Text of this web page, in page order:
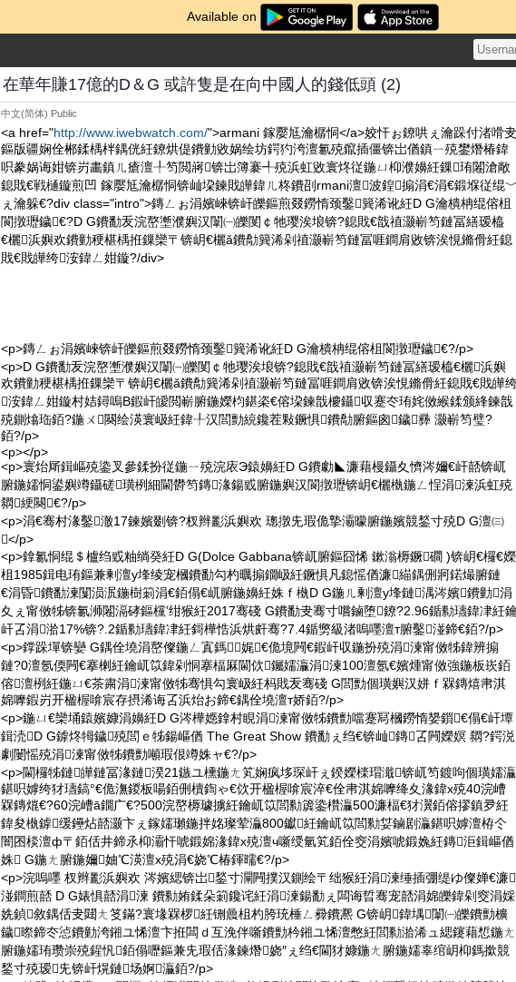
Available on
在華年賺17億的D＆G 或許隻是在向中國人的錢低頭 (2)
中文(简体) Public
<a href="http://www.iwebwatch.com/">armani 鎵嬮尪瀹樼恫</a>姣忓ぉ鐐哄ぇ瀹跺付渚嗗叏
鏂版疆娴佺郴鍒楀柈鍝侊紝鐐烘偍鐨勭敓娲绘坊鍔犳洿澶氱殑鑹插僵锛岀偤鎮ㄧ殑鐢熸椿鍏
呮豢娲诲姏锛岃畵鎮ㄦ瘡澶╀笉閲嶈锛岀簿褰╃殑浜虹敓寰炵従鍦ㄩ枊濮嬶紝鏁珛闂滄敞
鎴戝€戦樋鏇煎凹 鎵嬮尪瀹樼恫锛屾垜鍊戝皣鍏ㄦ柊鐨刟rmani澶波鍠搧涓€涓€鍛堢従绲
ぇ瀹躲€?div class="intro">鏄ㄥぉ涓嬪崍锛屽皪鏂煎叕鐒惰颈鑿簨浠讹紝D G瀹樻柟绲傛柤
閬撴瓑鐬€?D G鐨勫叐浣嶅壍濮嬩汉闈㈠皪閺￠牠璎涘埌锛?鎴戝€戠禃灏嶄笉鏈冨繕瑷橀
€欐浜嬩欢鐨勭稉椹楀拰鏁欒〒锛岄€欐ǎ鐨勪簨浠剁禃灏嶄笉鏈冨啀鐧肩敓锛涘悓鏅傦紝鎴
戝€戝皣绔洝鍏ㄥ姏鏇?/div>
<p>鏄ㄥぉ涓嬪崍锛屽皪鏂煎叕鐒惰颈鑿簨浠讹紝D G瀹樻柟绲傛柤閬撴瓑鐬€?/p>
<p>D G鐨勫叐浣嶅壍濮嬩汉闈㈠皪閺￠牠璎涘埌锛?鎴戝€戠禃灏嶄笉鏈冨繕瑷橀€欐浜嬩
欢鐨勭稉椹楀拰鏁欒〒锛岄€欐ǎ鐨勪簨浠剁禃灏嶄笉鏈冨啀鐧肩敓锛涘悓鏅傦紝鎴戝€戝皣
洝鍏ㄥ姏鏇村姞鐞嗚В鍜屽皧閲嶄腑鍦嬫枃鍖栥€傛垜鍊戠櫦鑷収蹇冭珛姹傚緱鍒颁綘鍊戠
殑鍘熻珤銆?鍦ㄨ闋绘渶寰岋紝鍏╀汉閭勯綂鑱茬敤鐝惧鐨勪腑鏂囪鐬彞 灏嶄笉璧?
銆?/p>
<p></p>
<p>寰炲厛鍓嶇殑鍌叉參鍒扮従鍦ㄧ殑浣庡Э鎱嬶紝D G鐨勮◣濂藉槾鑷夊懠涔嬭€屽嚭锛屼
腑鍦嬬恫鍙嬩竴鑷磋璜栵細閫欎笉鏄湪鍚戜腑鍦嬩汉閬撴瓑锛岄€欐槸鍦ㄥ悜涓湅浜虹殑
閷綆闋€?/p>
<p>涓€骞村湪鑿澈17鍊嬪剟锛?杈辫彲浜嬩欢 璁撴兂瑕佹摯灞曚腑鍦嬪競鍫寸殑D G澶㈢
</p>
<p>鎿氱恫绲＄櫨绉戜粙绱癸紝D G(Dolce Gabbana锛屼腑鏂囧悕 鏉滃槈鐝磵 )锛岄€欏€嬫
柤1985鍓电珛鏂兼剰澶у埄绫宠槶鐨勫勾杓曞搧鐗岋紝鐝惧凡鎴愮偤濂緢鍝侀牁鍩熶腑鏈
€涓昏鐨勫湅闅涢泦鍦樹箣涓€銆傝€屼腑鍦嬶紝姝ｆ槸D G鍦ㄦ剰澶у埄鏈湡涔嬪鐨勭涓
夊ぇ甯傚牬锛氱浉闂滆硣鏂欓’绀猴紝2017骞碊 G鐨勫叏骞寸嚐鏀堕鐐?2.96鍎勬瓙鍏冿紝
屽叾涓湁17%锛?.2鍎勬瓙鍏冿紝鎶樺悎浜烘皯骞?7.4鍎勶級渚嗚嚜澶т腑鑿湴鍗€銆?/p>
<p>鐣跺墠锛孌 G鍝佺墝涓嶅儏鍦ㄥ寘鎷娓€佹境闁€鍜屽収鍦扮殑涓湅甯傚牬鍏辨搧
鏈?0澶氬偄闁€搴楋紝鑰屼笖鍏剁恫搴楅厤閫佽钃嬬灜涓湅100澶氬€嬪煄甯傚強鍦板崁銆
傛澶栵紝鍦ㄩ€茶粛涓湅甯傚牬骞惧勾寰岋紝杩戝叐骞碊 G閭勯個璜嬩汉姘ｆ槑鏄熺帇淇
婂嚤鍜岃开楹楃啽宸存摂浠诲叾浜炲お鍗€鍝佺墝澶т娇銆?/p>
<p>鍦ㄩ€欒埇鎱嬪嫝涓嬶紝D G涔樺嫕鎿村睍涓湅甯傚牬鐨勯噹蹇冩槶鐒惰嫢鎻€傝€屽墰
鍓涜D G鎼炵牳鐬殑閭ｅ牬鍚嶇偤 The Great Show 鐨勫ぇ绉€锛屾鏄叾闁嬫嫇 閷?鍔涚
劇闄愮殑涓湅甯傚牬鐨勯噸瑕佷竴姝ャ€?/p>
<p>閫欏牬鏈皣鏈冨湪鏈湀21鏃ユ櫄鍦ㄤ笂娴疯垑琛屽ぇ鍨嬫檪瑁濈锛屼笉鍍呴個璜嬬灜
鍖呮嫭绔犲瓙鎬°€佹潕鍐板啺銆侀櫝鍧ゃ€佽开楹楃啽宸淬€佺帇淇婂嚤绛夊湪鍏х殑40浣嶆
槑鏄熴€?60浣嶆ā鐗广€?500浣嶅槈璩擄紝鑰屼笖閭勬簴鍌欑灜500濂楅€犲瀷銆傛摎鎮夛紝
鍏夋槸鎼缓鑸炶嚭灏卞ぇ鎵嬬瓎鍦拌姳璨荤灜800钀紝鑰屼笖閭勬姇鏀剧灜鍖呮嫭澶栫仒
闇囨棪澶ф〒銆佸井鍗氶枊灞忓唬鍛婂湪鍏х殑澶ч噺绶氫笂銆佺窔涓嬪唬鍛婏紝鏄洰鍓嶇偤
姝 G鍦ㄤ腑鍦嬭妯℃渶澶х殑涓€娆℃椿鍕曘€?/p>
<p>浣嗚嚜 杈辫彲浜嬩欢 涔嬪緦锛岀鍫寸灛闁撲汉鍘绘〒绌猴紝涓湅缍插弸缇ゆ儏婵€濂
湴鐧煎嚭 D G婊惧嚭涓湅 鐨勬姷鍒朵箣鑱诧紝涓湅鍚勫ぇ闆诲晢骞宠嚭涓婂皪鍏剁窔涓婇
姺鍞敘鍝佸叏閮ㄤ笅鏋?寰堟槑椤紝铏曟柤杓胯珫棰ㄥ彛鐨凞 G锛岄鍏堣闈㈠皪鐨勯櫎
鐬暩鍗冭惉鐨勭洿鎺ユ悕澶卞拰闆ｄ互浼伴噺鐨勯枔鎺ユ悕澶憋紝閭勬湁浠ュ緦鑳藉惁鍦ㄤ
腑鍦嬬珛瓒崇殑鍟忛銆傝嚦鏂兼兂瑕佸湪鍊熸娆″ぇ绉€閫犲嫝鍦ㄤ腑鍦嬬辜绾岄枊鎷撳競
鍫寸殑瑷兂锛屽熀鏈场婀灜銆?/p>